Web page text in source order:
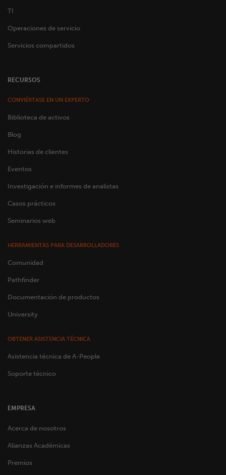
TI
Operaciones de servicio
Servicios compartidos
RECURSOS
CONVIÉRTASE EN UN EXPERTO
Biblioteca de activos
Blog
Historias de clientes
Eventos
Investigación e informes de analistas
Casos prácticos
Seminarios web
HERRAMIENTAS PARA DESARROLLADORES
Comunidad
Pathfinder
Documentación de productos
University
OBTENER ASISTENCIA TÉCNICA
Asistencia técnica de A-People
Soporte técnico
EMPRESA
Acerca de nosotros
Alianzas Académicas
Premios